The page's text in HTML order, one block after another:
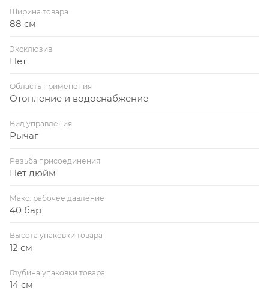
Ширина товара
88 см
Эксклюзив
Нет
Область применения
Отопление и водоснабжение
Вид управления
Рычаг
Резьба присоединения
Нет дюйм
Макс. рабочее давление
40 бар
Высота упаковки товара
12 см
Глубина упаковки товара
14 см